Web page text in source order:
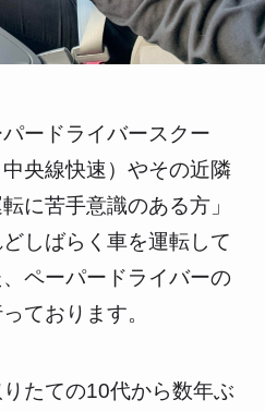
ードライバースクー
央線快速）やその近隣
に苦手意識のある方」
しばらく車を運転して
ペーパードライバーの
ております。
たての10代から数年ぶ